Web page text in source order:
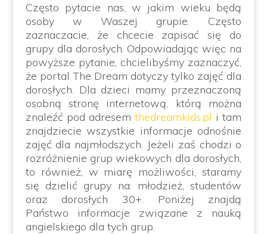
Często pytacie nas, w jakim wieku będą
osoby w Waszej grupie. Często
zaznaczacie, że chcecie zapisać się do
grupy dla dorosłych. Odpowiadając więc na
powyższe pytanie, chcielibyśmy zaznaczyć,
że portal The Dream dotyczy tylko zajęć dla
dorosłych. Dla dzieci mamy przeznaczoną
osobną stronę internetową, którą można
znaleźć pod adresemthedreamkids.pl i tam
znajdziecie wszystkie informacje odnośnie
zajęć dla najmłodszych. Jeżeli zaś chodzi o
rozróżnienie grup wiekowych dla dorosłych,
to również, w miarę możliwości, staramy
się dzielić grupy na: młodzież, studentów
oraz dorosłych 30+. Poniżej znajdą
Państwo informacje związane z nauką
angielskiego dla tych grup.